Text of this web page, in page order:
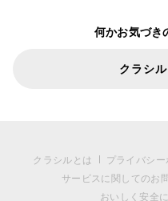
何かお気づき
クラシ
クラシルとは プライバシー
サービスに関してのお
おいしく安全